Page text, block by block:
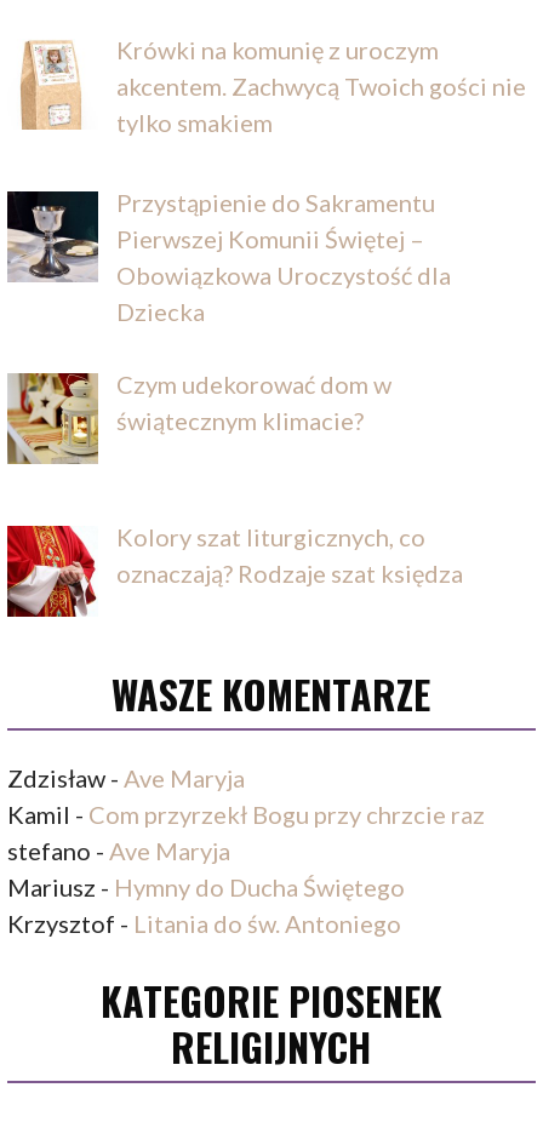
Krówki na komunię z uroczym
akcentem. Zachwycą Twoich gości nie
tylko smakiem
Przystąpienie do Sakramentu
Pierwszej Komunii Świętej –
Obowiązkowa Uroczystość dla
Dziecka
Czym udekorować dom w
świątecznym klimacie?
Kolory szat liturgicznych, co
oznaczają? Rodzaje szat księdza
WASZE KOMENTARZE
Zdzisław -Ave Maryja
Kamil - Com przyrzekł Bogu przy chrzcie raz
stefano -Ave Maryja
Mariusz - Hymny do Ducha Świętego
Krzysztof - Litania do św. Antoniego
KATEGORIE PIOSENEK
RELIGIJNYCH